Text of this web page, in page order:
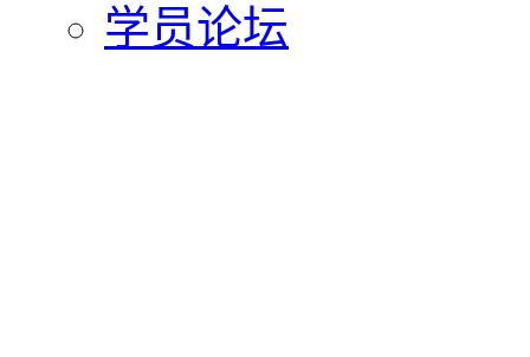
学员论坛